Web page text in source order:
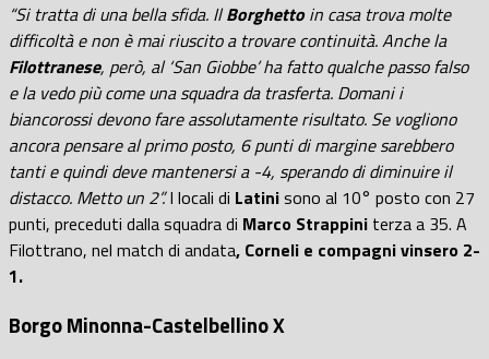
“Si tratta di una bella sfida. IlBorghettoin casa trova molte
difficoltà e non è mai riuscito a trovare continuità. Anche la
Filottranese, però, al ‘San Giobbe’ ha fatto qualche passo falso
e la vedo più come una squadra da trasferta. Domani i
biancorossi devono fare assolutamente risultato. Se vogliono
ancora pensare al primo posto, 6 punti di margine sarebbero
tanti e quindi deve mantenersi a -4, sperando di diminuire il
distacco. Metto un 2”.I locali di Latinisono al 10° posto con 27
punti, preceduti dalla squadra di Marco Strappini terza a 35. A
Filottrano, nel match di andata, Corneli e compagni vinsero 2-
1.
Borgo Minonna-Castelbellino X